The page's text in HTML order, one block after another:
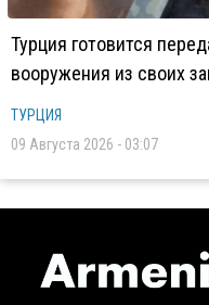
Турция готовится
вооружения из своих
ТУРЦИЯ
09 Августа 2026 - 03:07